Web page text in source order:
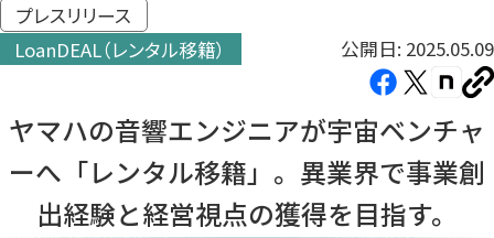
プレスリリース
LoanDEAL（レンタル移籍）
公開日: 2025.05.09
Facebook（新
い
タ
ブ
で
X（新
い
タ
で
note（新
い
タ
ブ
で
コ
ー
ヤマハの音響エンジニアが宇宙ベンチャ
ーへ「レンタル移籍」。異業界で事業創
出経験と経営視点の獲得を目指す。